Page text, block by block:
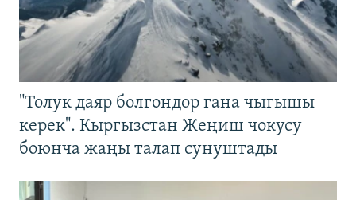
"Толук даяр болгондор гана чыгышы
керек". Кыргызстан Жеңиш чокусу
боюнча жаңы талап сунуштады